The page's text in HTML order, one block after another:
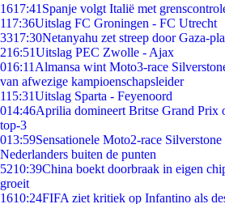
1617:41 Spanje volgt Italië met
117:36Uitslag FC Groningen - FC Utrecht
3317:30Netanyahu zet streep door Gaza-
216:51Uitslag PEC Zwolle - Ajax
016:11 Almansa wint Moto3-race
van afwezige kampioenschapsleider
115:31Uitslag Sparta - Feyenoord
014:46Aprilia domineert Britse Grand Prix
top-3
013:59Sensationele Moto2-race
Nederlanders buiten de punten
5210:39China boekt doorbraak in eigen
groeit
1610:24FIFA ziet kritiek op Infantino als